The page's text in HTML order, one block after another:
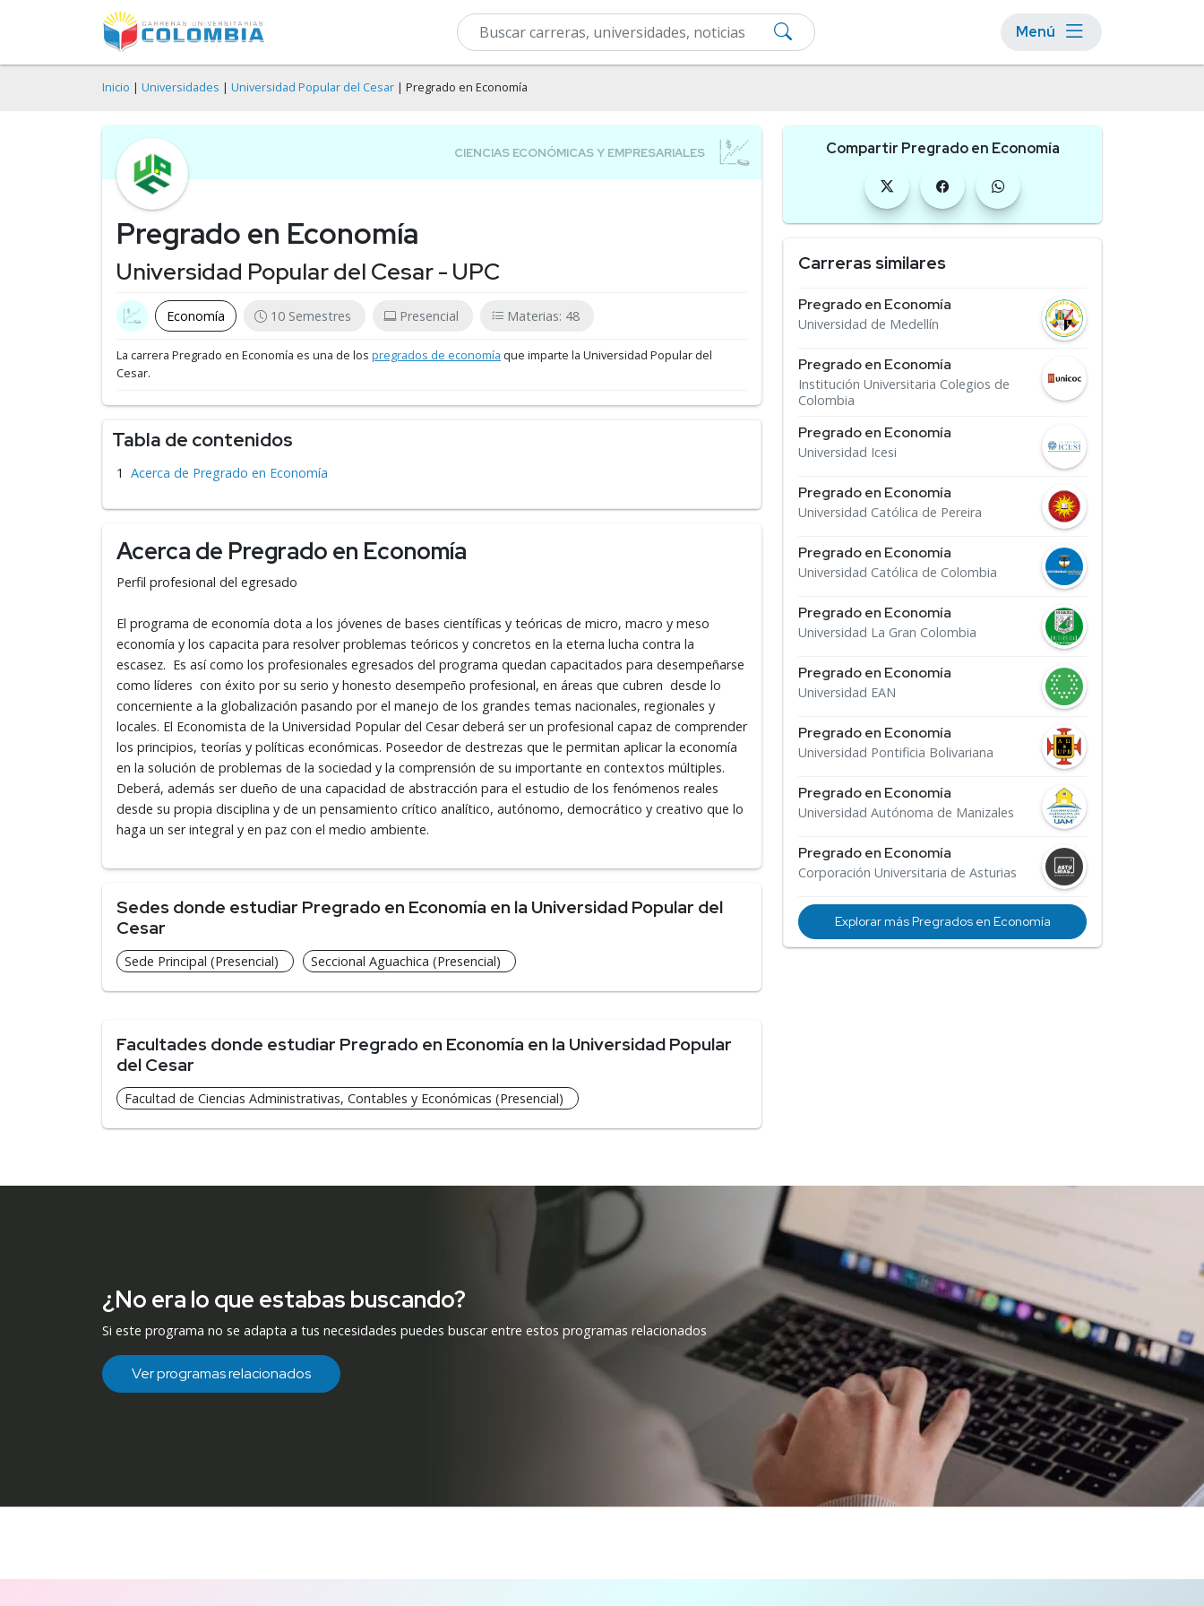
Menú
Inicio | Universidades | Universidad Popular del Cesar | Pregrado en Economía
Pregrado en Economía
Universidad Popular del Cesar - UPC
Economía 10 Semestres Presencial Materias: 48
La carrera Pregrado en Economía es una de los pregrados de economía que imparte la Universidad Popular del
Cesar.
Tabla de contenidos
Acerca de Pregrado en Economía
Acerca de Pregrado en Economía
Perfil profesional del egresado
El programa de economía dota a los jóvenes de bases científicas y teóricas de micro, macro y meso
economía y los capacita para resolver problemas teóricos y concretos en la eterna lucha contra la
escasez. Es así como los profesionales egresados del programa quedan capacitados para desempeñarse
como líderes con éxito por su serio y honesto desempeño profesional, en áreas que cubren desde lo
concerniente a la globalización pasando por el manejo de los grandes temas nacionales, regionales y
locales. El Economista de la Universidad Popular del Cesar deberá ser un profesional capaz de comprender
los principios, teorías y políticas económicas. Poseedor de destrezas que le permitan aplicar la economía
en la solución de problemas de la sociedad y la comprensión de su importante en contextos múltiples.
Deberá, además ser dueño de una capacidad de abstracción para el estudio de los fenómenos reales
desde su propia disciplina y de un pensamiento crítico analítico, autónomo, democrático y creativo que lo
haga un ser integral y en paz con el medio ambiente.
Sedes donde estudiar Pregrado en Economía en la Universidad Popular del
Cesar
Sede Principal (Presencial) Seccional Aguachica (Presencial)
Facultades donde estudiar Pregrado en Economía en la Universidad Popular
del Cesar
Facultad de Ciencias Administrativas, Contables y Económicas (Presencial)
Compartir Pregrado en Economía
Carreras similares
Pregrado en Economía
Universidad de Medellín
Pregrado en Economía
Institución Universitaria Colegios de
Colombia
Pregrado en Economía
Universidad Icesi
Pregrado en Economía
Universidad Católica de Pereira
Pregrado en Economía
Universidad Católica de Colombia
Pregrado en Economía
Universidad La Gran Colombia
Pregrado en Economía
Universidad EAN
Pregrado en Economía
Universidad Pontificia Bolivariana
Pregrado en Economía
Universidad Autónoma de Manizales
Pregrado en Economía
Corporación Universitaria de Asturias
Explorar más Pregrados en Economía
¿No era lo que estabas buscando?
Si este programa no se adapta a tus necesidades puedes buscar entre estos programas relacionados
Ver programas relacionados